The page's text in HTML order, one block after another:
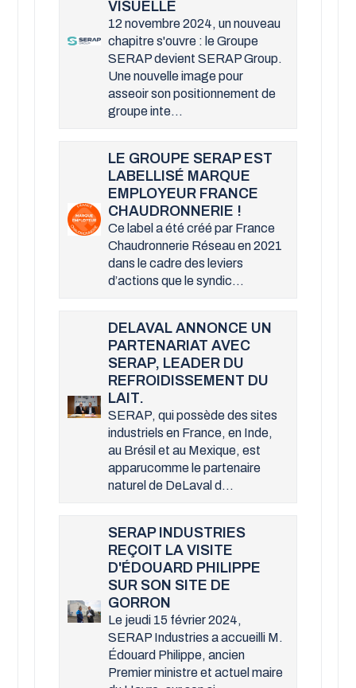
VISUELLE
12 novembre 2024, un nouveau
chapitre s'ouvre : le Groupe
SERAP devient SERAP Group.
Une nouvelle image pour
asseoir son positionnement de
groupe inte...
LE GROUPE SERAP EST
LABELLISÉ MARQUE
EMPLOYEUR FRANCE
CHAUDRONNERIE !
Ce label a été créé par France
Chaudronnerie Réseau en 2021
dans le cadre des leviers
d’actions que le syndic...
DELAVAL ANNONCE UN
PARTENARIAT AVEC
SERAP, LEADER DU
REFROIDISSEMENT DU
LAIT.
SERAP, qui possède des sites
industriels en France, en Inde,
au Brésil et au Mexique, est
apparucomme le partenaire
naturel de DeLaval d...
SERAP INDUSTRIES
REÇOIT LA VISITE
D'ÉDOUARD PHILIPPE
SUR SON SITE DE
GORRON
Le jeudi 15 février 2024,
SERAP Industries a accueilli M.
Édouard Philippe, ancien
Premier ministre et actuel maire